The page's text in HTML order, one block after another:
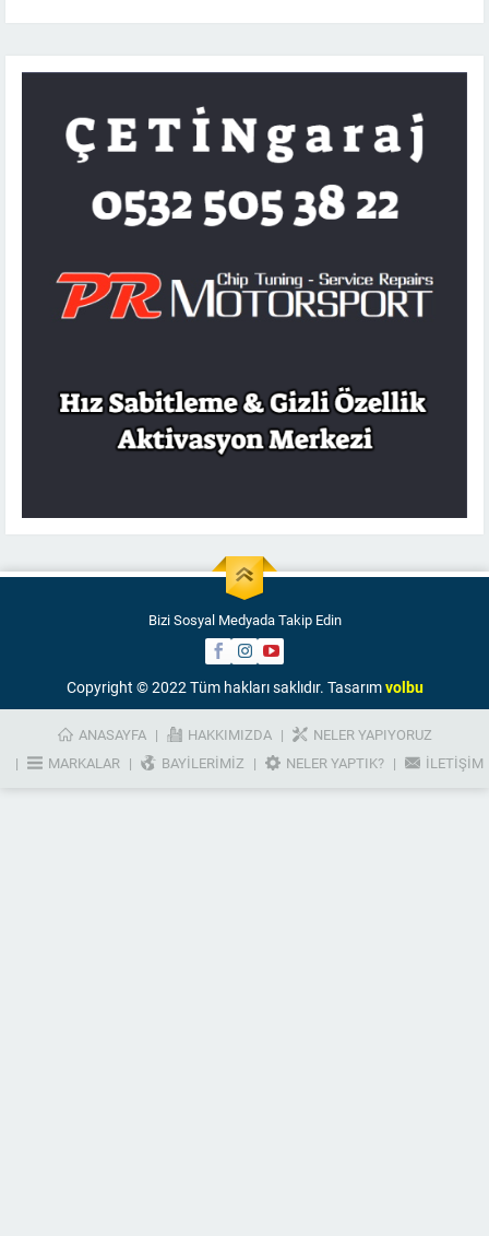
Bizi Sosyal Medyada Takip Edin
Copyright © 2022 Tüm hakları saklıdır. Tasarımvolbu
ANASAYFA HAKKIMIZDA
NELER YAPIYORUZ
MARKALAR
BAYILERIMIZ NELER YAPTIK? İLETIŞIM